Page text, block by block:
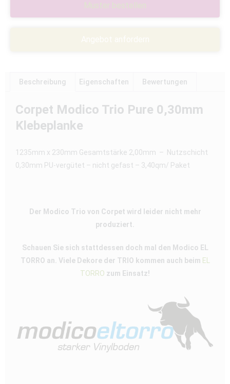
Beschreibung Eigenschaften Bewertungen
Corpet Modico Trio Pure 0,30mm
Klebeplanke
1235mm x 230mm Gesamtstärke 2,00mm – Nutzschicht
0,30mm PU-vergütet – nicht gefast – 3,40qm/ Paket
Der Modico Trio von Corpet wird leider nicht mehr
produziert.
Schauen Sie sich stattdessen doch mal den Modico EL
TORRO an. Viele Dekore der TRIO kommen auch beim EL
TORRO zum Einsatz!